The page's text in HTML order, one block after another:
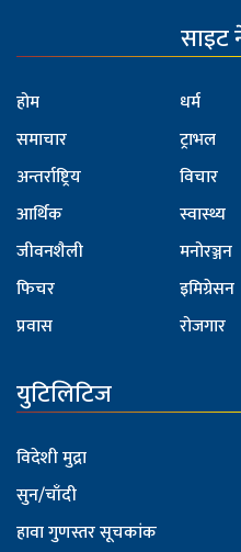
साइट
होम
समाचार
अन्तर्राष्ट्रिय
आर्थिक
जीवनशैली
फिचर
प्रवास
धर्म
ट्राभल
विचार
स्वास्थ्य
मनोरञ्जन
इमिग्रेसन
रोजगार
युटिलिटिज
विदेशी मुद्रा
सुन/चाँदी
हावा गुणस्तर सूचकांक